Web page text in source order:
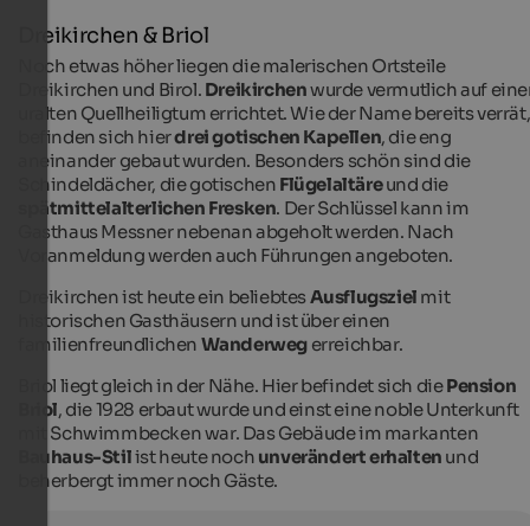
Dreikirchen & Briol
Noch etwas höher liegen die malerischen Ortsteile
Dreikirchen und Birol. Dreikirchenwurde vermutlich auf
uralten Quellheiligtum errichtet. Wie der Name bereits verrät,
befinden sich hierdrei gotischen Kapellen, die eng
aneinander gebaut wurden. Besonders schön sind die
Schindeldächer, die gotischen Flügelaltäreund die
spätmittelalterlichen Fresken. Der Schlüssel kann im
Gasthaus Messner nebenan abgeholt werden. Nach
Voranmeldung werden auch Führungen angeboten.
Dreikirchen ist heute ein beliebtesAusflugsziel mit
historischen Gasthäusern und ist über einen
familienfreundlichen Wanderweg erreichbar.
Briol liegt gleich in der Nähe. Hier befindet sich diePension
Briol, die 1928 erbaut wurde und einst eine noble Unterkunft
mit Schwimmbecken war. Das Gebäude im markanten
Bauhaus-Stilist heute noch unverändert erhalten und
beherbergt immer noch Gäste.